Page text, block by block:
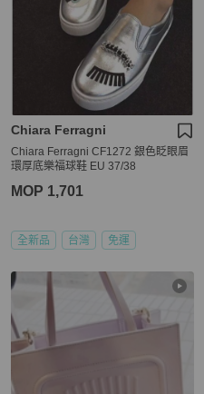
Chiara Ferragni
Chiara Ferragni CF1272 銀色眨眼眉
環厚底樂福球鞋 EU 37/38
MOP 1,701
全新品 台灣 免運